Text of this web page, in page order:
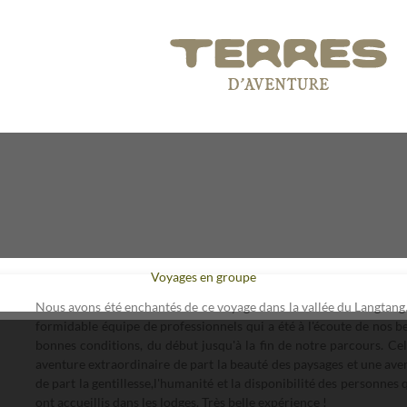
Voyages en groupe
Nous avons été enchantés de ce voyage dans la vallée du